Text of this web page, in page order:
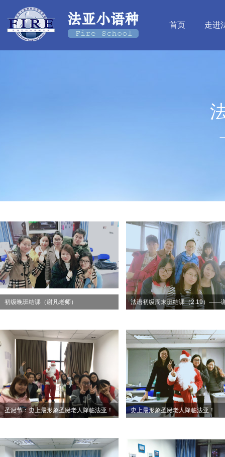
首页 走进
初级晚班结课（谢凡老师） 法语初级周末班结课（2.19）——
圣诞节：史上最形象圣诞老人降临法亚！ 史上最形象圣诞老人降临法亚！